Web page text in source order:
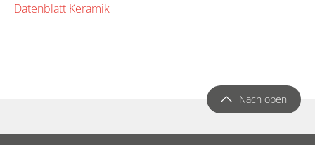
Datenblatt Keramik
Nach oben